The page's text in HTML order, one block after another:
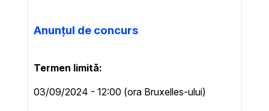
Anunțul de concurs
Termen limită
03/09/2024 - 12:00 (ora Bruxelles-ului)